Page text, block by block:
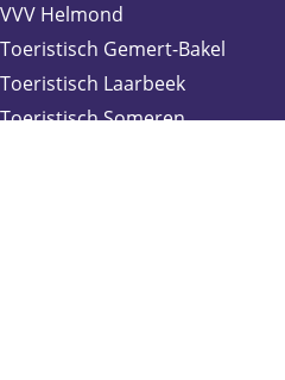
VVV Helmond
Toeristisch Gemert-Bakel
Toeristisch Laarbeek
Toeristisch Someren